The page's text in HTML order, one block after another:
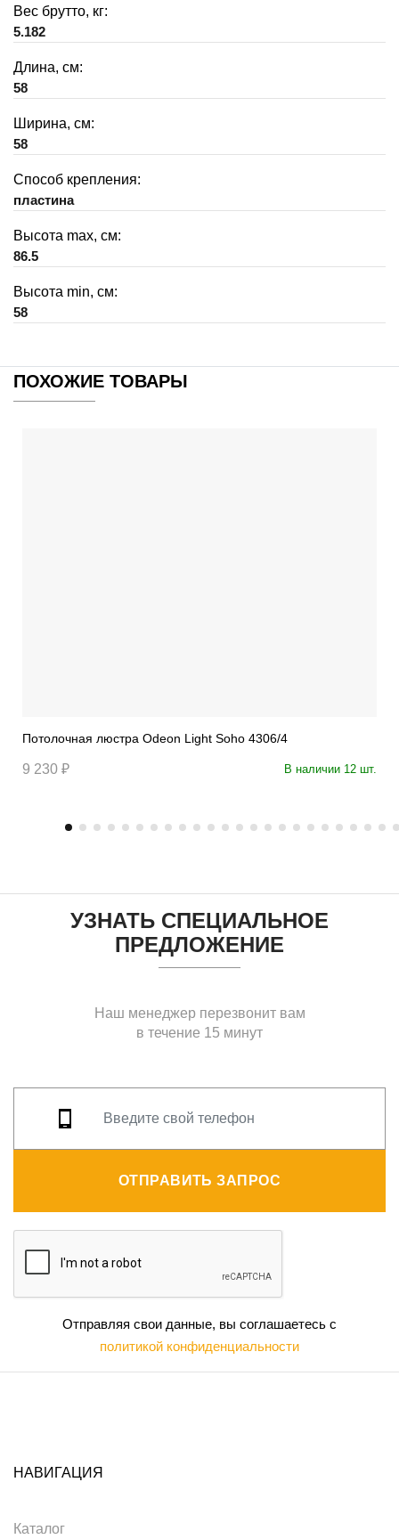
Вес брутто, кг:
5.182
Длина, см:
58
Ширина, см:
58
Способ крепления:
пластина
Высота max, см:
86.5
Высота min, см:
58
ПОХОЖИЕ ТОВАРЫ
Потолочная люстра Odeon Light Soho 4306/4
9 230 ₽ В наличии 12 шт.
УЗНАТЬ СПЕЦИАЛЬНОЕ
ПРЕДЛОЖЕНИЕ
Наш менеджер перезвонит вам
в течение 15 минут
ОТПРАВИТЬ ЗАПРОС
Отправляя свои данные, вы соглашаетесь с
политикой конфиденциальности
НАВИГАЦИЯ
Каталог